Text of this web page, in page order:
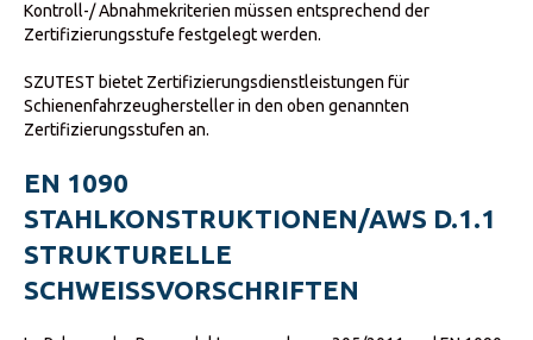
Kontroll-/ Abnahmekriterien müssen entsprechend der
Zertifizierungsstufe festgelegt werden.
SZUTEST bietet Zertifizierungsdienstleistungen für
Schienenfahrzeughersteller in den oben genannten
Zertifizierungsstufen an.
EN 1090
STAHLKONSTRUKTIONEN/AWS D.1.1
STRUKTURELLE
SCHWEISSVORSCHRIFTEN